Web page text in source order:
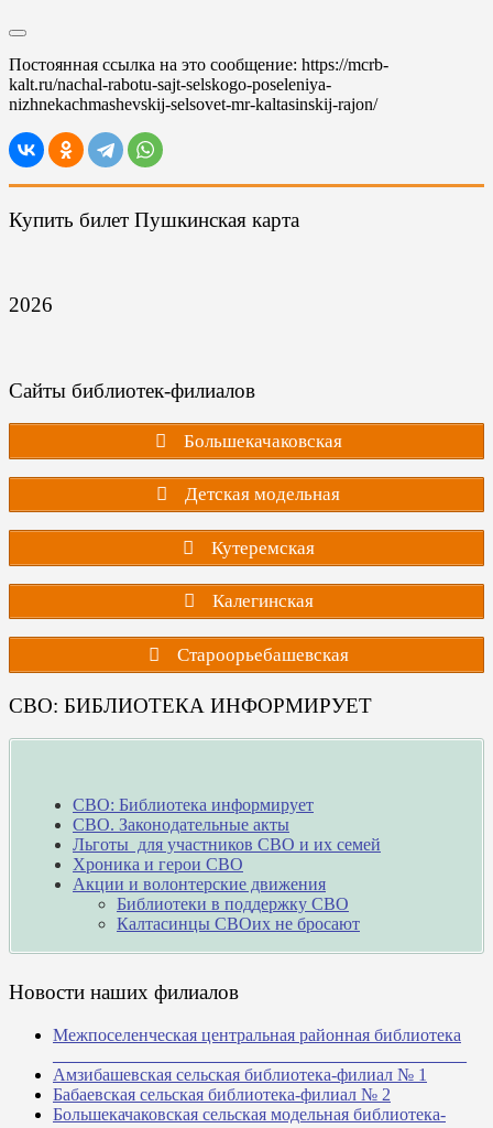
Постоянная ссылка на это сообщение: https://mcrb-
kalt.ru/nachal-rabotu-sajt-selskogo-poseleniya-
nizhnekachmashevskij-selsovet-mr-kaltasinskij-rajon/
Купить билет Пушкинская карта
2026
Сайты библиотек-филиалов
Большекачаковская
Детская модельная
Кутеремская
Калегинская
Староорьебашевская
СВО: БИБЛИОТЕКА ИНФОРМИРУЕТ
СВО: Библиотека информирует
СВО. Законодательные акты
Льготы для участников СВО и их семей
Хроника и герои СВО
Акции и волонтерские движения
Библиотеки в поддержку СВО
Калтасинцы СВОих не бросают
Новости наших филиалов
Межпоселенческая центральная районная библиотека
Амзибашевская сельская библиотека-филиал № 1
Бабаевская сельская библиотека-филиал № 2
Большекачаковская сельская модельная библиотека-